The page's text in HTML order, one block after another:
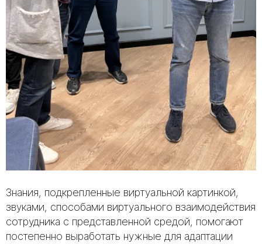
Знания, подкрепленные виртуальной картинкой,
звуками, способами виртуального взаимодействия
сотрудника с представленной средой, помогают
постепенно выработать нужные для адаптации